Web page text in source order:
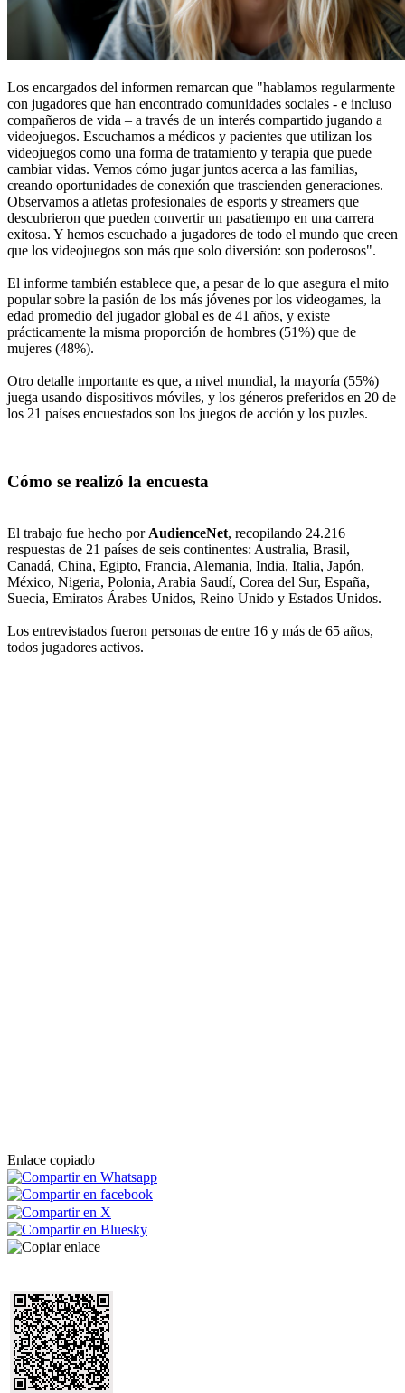
Los encargados del informen remarcan que "hablamos regularmente
con jugadores que han encontrado comunidades sociales - e incluso
compañeros de vida – a través de un interés compartido jugando a
videojuegos. Escuchamos a médicos y pacientes que utilizan los
videojuegos como una forma de tratamiento y terapia que puede
cambiar vidas. Vemos cómo jugar juntos acerca a las familias,
creando oportunidades de conexión que trascienden generaciones.
Observamos a atletas profesionales de esports y streamers que
descubrieron que pueden convertir un pasatiempo en una carrera
exitosa. Y hemos escuchado a jugadores de todo el mundo que creen
que los videojuegos son más que solo diversión: son poderosos".
El informe también establece que, a pesar de lo que asegura el mito
popular sobre la pasión de los más jóvenes por los videogames, la
edad promedio del jugador global es de 41 años, y existe
prácticamente la misma proporción de hombres (51%) que de
mujeres (48%).
Otro detalle importante es que, a nivel mundial, la mayoría (55%)
juega usando dispositivos móviles, y los géneros preferidos en 20 de
los 21 países encuestados son los juegos de acción y los puzles.
Cómo se realizó la encuesta
El trabajo fue hecho por AudienceNet, recopilando 24.216
respuestas de 21 países de seis continentes: Australia, Brasil,
Canadá, China, Egipto, Francia, Alemania, India, Italia, Japón,
México, Nigeria, Polonia, Arabia Saudí, Corea del Sur, España,
Suecia, Emiratos Árabes Unidos, Reino Unido y Estados Unidos.
Los entrevistados fueron personas de entre 16 y más de 65 años,
todos jugadores activos.
Enlace copiado